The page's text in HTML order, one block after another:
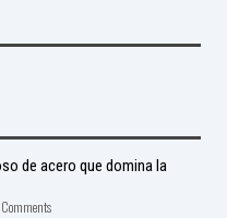
de acero que domina la